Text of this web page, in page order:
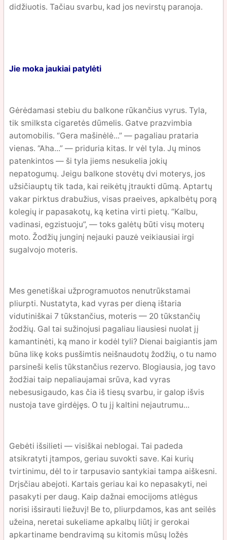
didžiuotis. Tačiau svarbu, kad jos nevirstų paranoja.
Jie moka jaukiai patylėti
Gėrėdamasi stebiu du balkone rūkančius vyrus. Tyla,
tik smilksta cigaretės dūmelis. Gatve prazvimbia
automobilis. “Gera mašinėlė...” — pagaliau prataria
vienas. “Aha...” — priduria kitas. Ir vėl tyla. Jų minos
patenkintos — ši tyla jiems nesukelia jokių
nepatogumų. Jeigu balkone stovėtų dvi moterys, jos
užsičiauptų tik tada, kai reikėtų įtraukti dūmą. Aptartų
vakar pirktus drabužius, visas praeives, apkalbėtų porą
kolegių ir papasakotų, ką ketina virti pietų. “Kalbu,
vadinasi, egzistuoju”, — toks galėtų būti visų moterų
moto. Žodžių junginį nejauki pauzė veikiausiai irgi
sugalvojo moteris.
Mes genetiškai užprogramuotos nenutrūkstamai
pliurpti. Nustatyta, kad vyras per dieną ištaria
vidutiniškai 7 tūkstančius, moteris — 20 tūkstančių
žodžių. Gal tai sužinojusi pagaliau liausiesi nuolat jį
kamantinėti, ką mano ir kodėl tyli? Dienai baigiantis jam
būna likę koks pusšimtis neišnaudotų žodžių, o tu namo
parsineši kelis tūkstančius rezervo. Blogiausia, jog tavo
žodžiai taip nepaliaujamai srūva, kad vyras
nebesusigaudo, kas čia iš tiesų svarbu, ir galop išvis
nustoja tave girdėjęs. O tu jį kaltini nejautrumu...
Gebėti išsilieti — visiškai neblogai. Tai padeda
atsikratyti įtampos, geriau suvokti save. Kai kurių
tvirtinimu, dėl to ir tarpusavio santykiai tampa aiškesni.
Drįsčiau abejoti. Kartais geriau kai ko nepasakyti, nei
pasakyti per daug. Kaip dažnai emocijoms atlėgus
norisi išsirauti liežuvį! Be to, pliurpdamos, kas ant seilės
užeina, neretai sukeliame apkalbų liūtį ir gerokai
apkartiname bendravimą su kitomis mūsų ložės